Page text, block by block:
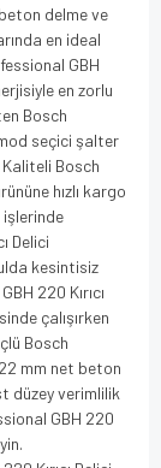
delme ve
en ideal
GBH
en zorlu
Bosch
seçici şalter
Kaliteli Bosch
hızlı kargo
işlerinde
Delici
kesintisiz
220 Kırıcı
çalışırken
Bosch
mm net beton
düzey verimlilik
GBH 220